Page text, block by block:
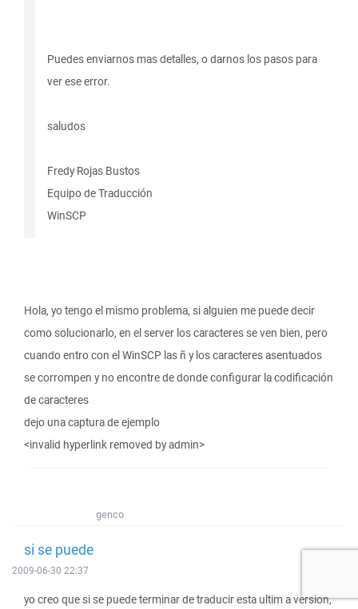
Puedes enviarnos mas detalles, o darnos los pasos para
ver ese error.
saludos
Fredy Rojas Bustos
Equipo de Traducción
WinSCP
Hola, yo tengo el mismo problema, si alguien me puede decir
como solucionarlo, en el server los caracteres se ven bien, pero
cuando entro con el WinSCP las ñ y los caracteres asentuados
se corrompen y no encontre de donde configurar la codificación
de caracteres
dejo una captura de ejemplo
<invalid hyperlink removed by admin>
genco
si se puede
2009-06-30 22:37
yo creo que si se puede terminar de traducir esta ultim a version,